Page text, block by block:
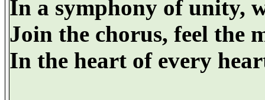
In a symphony of unity,
Join the chorus, feel the
In the heart of every